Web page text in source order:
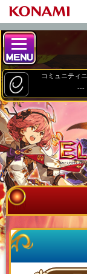
コミュニティ
---